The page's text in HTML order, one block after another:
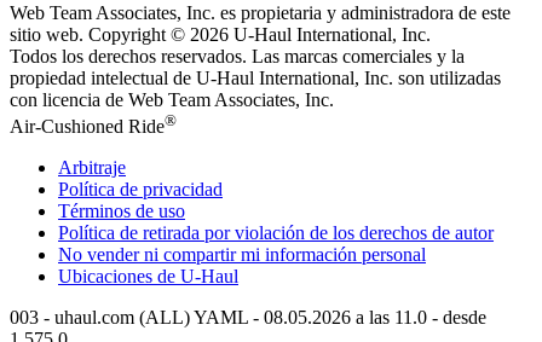
Web Team Associates, Inc. es propietaria y administradora de este
sitio web. Copyright © 2026 U-Haul International, Inc.
Todos los derechos reservados. Las marcas comerciales y la
propiedad intelectual de U-Haul International, Inc. son utilizadas
con licencia de Web Team Associates, Inc.
Air-Cushioned Ride®
Arbitraje
Política de privacidad
Términos de uso
Política de retirada por violación de los derechos de autor
No vender ni compartir mi información personal
Ubicaciones de U-Haul
003 - uhaul.com (ALL) YAML - 08.05.2026 a las 11.0 - desde